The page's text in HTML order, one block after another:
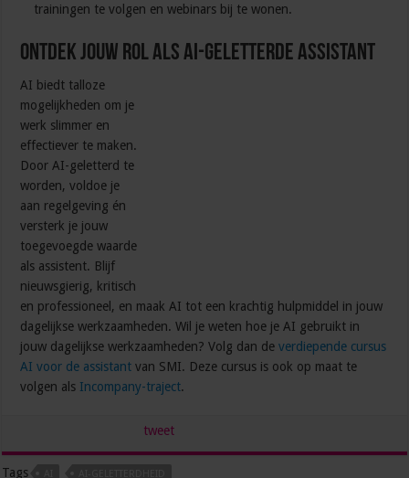
trainingen te volgen en webinars bij te wonen.
Ontdek jouw rol als AI-geletterde assistant
AI biedt talloze
mogelijkheden om je
werk slimmer en
effectiever te maken.
Door AI-geletterd te
worden, voldoe je
aan regelgeving én
versterk je jouw
toegevoegde waarde
als assistent. Blijf
nieuwsgierig, kritisch
en professioneel, en maak AI tot een krachtig hulpmiddel in jouw
dagelijkse werkzaamheden. Wil je weten hoe je AI gebruikt in
jouw dagelijkse werkzaamheden? Volg dan deverdiepende cursus
AI voor de assistant van SMI. Deze cursus is ook op maat te
volgen als Incompany-traject.
tweet
Tags